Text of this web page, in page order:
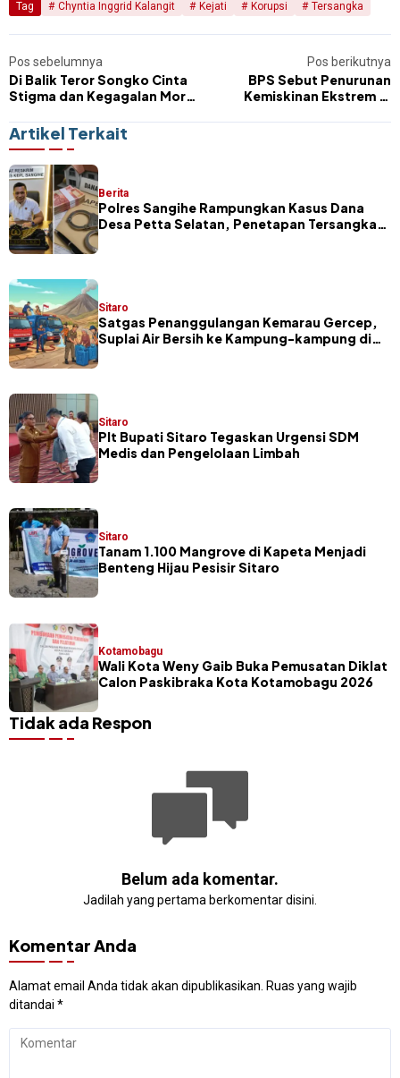
Tag Chyntia Inggrid Kalangit Kejati Korupsi Tersangka
Pos sebelumnya
Di Balik Teror Songko Cinta
Stigma dan Kegagalan Moral
Pos berikutnya
BPS Sebut Penurunan
Kemiskinan Ekstrem di
Artikel Terkait
Berita
Polres Sangihe Rampungkan Kasus Dana
Desa Petta Selatan, Penetapan Tersangka
Sitaro
Satgas Penanggulangan Kemarau Gercep,
Suplai Air Bersih ke Kampung-kampung di
Sitaro
​Plt Bupati Sitaro Tegaskan Urgensi SDM
Medis dan Pengelolaan Limbah
Sitaro
Tanam 1.100 Mangrove di Kapeta Menjadi
Benteng Hijau Pesisir Sitaro
Kotamobagu
Wali Kota Weny Gaib Buka Pemusatan Diklat
Calon Paskibraka Kota Kotamobagu 2026
Tidak ada Respon
Belum ada komentar.
Jadilah yang pertama berkomentar disini.
Komentar Anda
Alamat email Anda tidak akan dipublikasikan. Ruas yang wajib
ditandai *